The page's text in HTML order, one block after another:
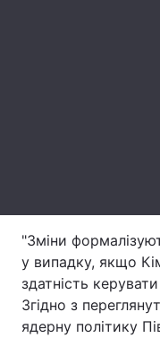
Тема оформлення
"Зміни
у випадку, якщо
здатність
Згідно з
ядерну політику